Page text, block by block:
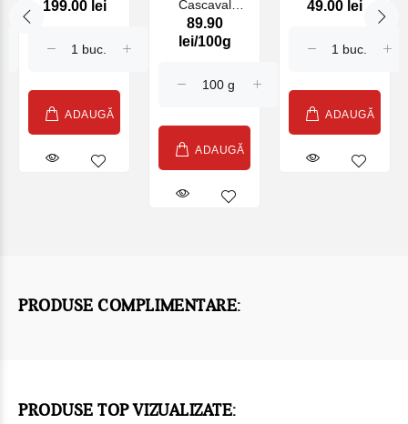
DELICE DE
FOND BOIS
199.00 lei
ADAUGĂ
Cascaval
MANCHEGO
MANCHA
MOIS 2.4 KG
89.90
lei/100g
ADAUGĂ
MARCELLIN
CHARTROUSIN
80g (20047)
49.00 lei
ADAUGĂ
PRODUSE COMPLIMENTARE:
PRODUSE TOP VIZUALIZATE: